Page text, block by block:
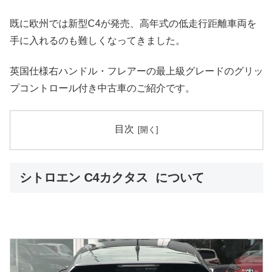
既に欧州では新型C4が発売、高年式の低走行距離車両を
手に入れるのも難しくなってきました。
英国仕様右ハンドル・フレアーの最上級グレードのグリッ
プコントロール付き中古車のご紹介です。
目次
シトロエン C4カクタス について